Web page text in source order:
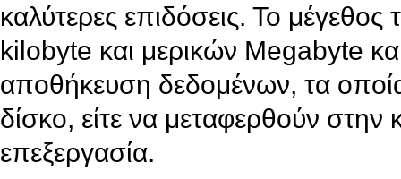
καλύτερες επιδόσεις. Το
kilobyte και μερικών Megabyte
αποθήκευση δεδομένων, τα
δίσκο, είτε να μεταφερθούν στην
επεξεργασία.